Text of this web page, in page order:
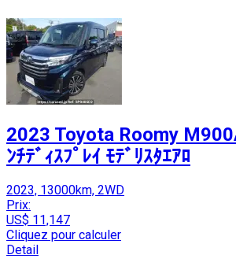
2023 Toyota Roomy
ﾝﾁﾃﾞｨｽﾌﾟﾚｲ ﾓﾃﾞﾘｽﾀｴｱﾛ
2023, 13000km, 2WD
Prix:
US$ 11,147
Cliquez pour calculer
Detail